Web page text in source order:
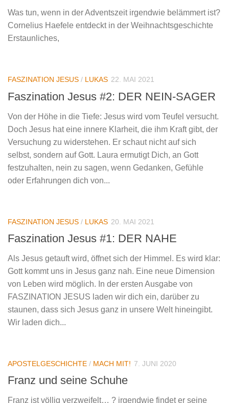
Was tun, wenn in der Adventszeit irgendwie belämmert ist?
Cornelius Haefele entdeckt in der Weihnachtsgeschichte
Erstaunliches,
FASZINATION JESUS / LUKAS 22. MAI 2021
Faszination Jesus #2: DER NEIN-SAGER
Von der Höhe in die Tiefe: Jesus wird vom Teufel versucht.
Doch Jesus hat eine innere Klarheit, die ihm Kraft gibt, der
Versuchung zu widerstehen. Er schaut nicht auf sich
selbst, sondern auf Gott. Laura ermutigt Dich, an Gott
festzuhalten, nein zu sagen, wenn Gedanken, Gefühle
oder Erfahrungen dich von...
FASZINATION JESUS / LUKAS 20. MAI 2021
Faszination Jesus #1: DER NAHE
Als Jesus getauft wird, öffnet sich der Himmel. Es wird klar:
Gott kommt uns in Jesus ganz nah. Eine neue Dimension
von Leben wird möglich. In der ersten Ausgabe von
FASZINATION JESUS laden wir dich ein, darüber zu
staunen, dass sich Jesus ganz in unsere Welt hineingibt.
Wir laden dich...
APOSTELGESCHICHTE / MACH MIT! 7. JUNI 2020
Franz und seine Schuhe
Franz ist völlig verzweifelt… ? irgendwie findet er seine